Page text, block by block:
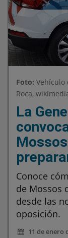
Foto: Vehículo
Roca,
La
Conoce
de Mossos
desde las
oposición.
11 de enero